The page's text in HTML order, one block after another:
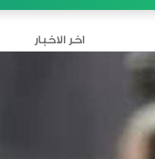
اخر الاخبار